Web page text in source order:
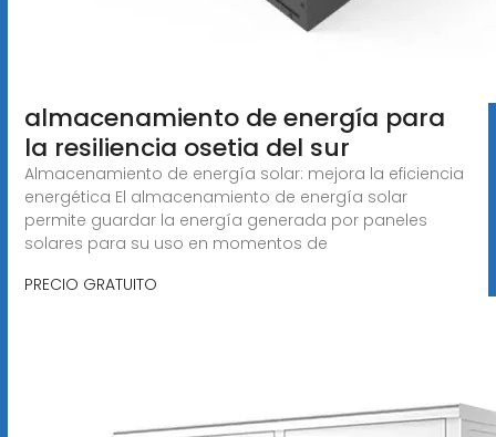
almacenamiento de energía para
la resiliencia osetia del sur
Almacenamiento de energía solar: mejora la eficiencia
energética El almacenamiento de energía solar
permite guardar la energía generada por paneles
solares para su uso en momentos de
PRECIO GRATUITO